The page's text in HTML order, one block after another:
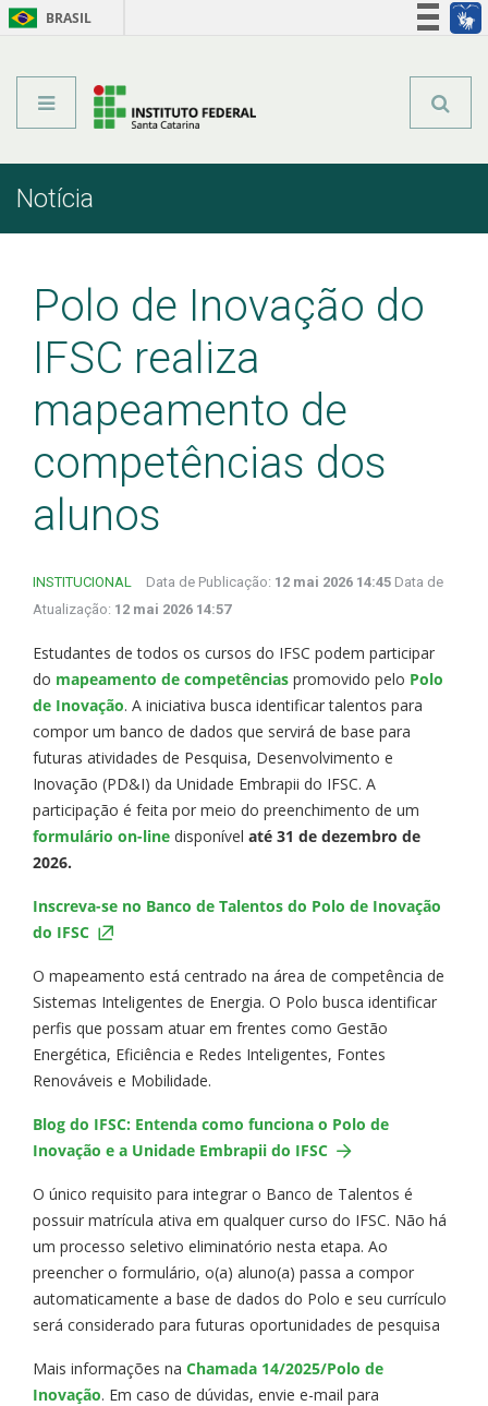
BRASIL
NotíciaInício
Polo de Inovação do
IFSC realiza
mapeamento de
competências dos
alunos
INSTITUCIONAL Data de Publicação: 12 mai 2026 14:45 Data de
Atualização: 12 mai 2026 14:57
Estudantes de todos os cursos do IFSC podem participar
do mapeamento de competências promovido pelo Polo
de Inovação. A iniciativa busca identificar talentos para
compor um banco de dados que servirá de base para
futuras atividades de Pesquisa, Desenvolvimento e
Inovação (PD&I) da Unidade Embrapii do IFSC. A
participação é feita por meio do preenchimento de um
formulário on-line disponível até 31 de dezembro de
2026.
Inscreva-se no Banco de Talentos do Polo de Inovação
do IFSC
O mapeamento está centrado na área de competência de
Sistemas Inteligentes de Energia. O Polo busca identificar
perfis que possam atuar em frentes como Gestão
Energética, Eficiência e Redes Inteligentes, Fontes
Renováveis e Mobilidade.
Blog do IFSC: Entenda como funciona o Polo de
Inovação e a Unidade Embrapii do IFSC
O único requisito para integrar o Banco de Talentos é
possuir matrícula ativa em qualquer curso do IFSC. Não há
um processo seletivo eliminatório nesta etapa. Ao
preencher o formulário, o(a) aluno(a) passa a compor
automaticamente a base de dados do Polo e seu currículo
será considerado para futuras oportunidades de pesquisa
Mais informações na Chamada 14/2025/Polo de
Inovação. Em caso de dúvidas, envie e-mail para